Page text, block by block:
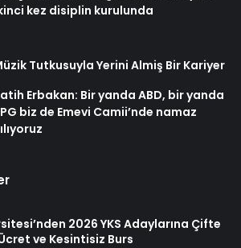
kez disiplin kurulunda
Tutkusuyla Yerini Almiş Bir Kariyer
Erbakan: Bir yanda ABD, bir yanda
biz de Emevi Camii’nde namaz
2026 YKS Adaylarına Çifte
ve Kesintisiz Burs